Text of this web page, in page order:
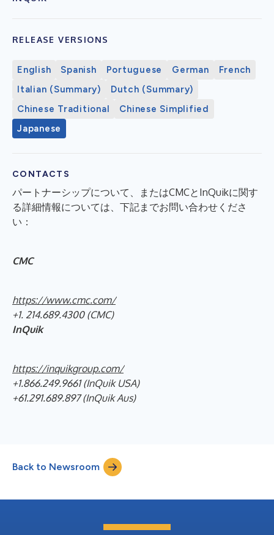
RELEASE VERSIONS
English Spanish Portuguese German
French
Italian (Summary)
Dutch (Summary)
Chinese Traditional
Chinese Simplified
Japanese
CONTACTS
パートナーシップについて、またはCMCとInQuikに関す
る詳細情報については、下記までお問い合わせくださ
い：
CMC
https://www.cmc.com/
+1. 214.689.4300 (CMC)
InQuik
https://inquikgroup.com/
+1.866.249.9661 (InQuik USA)
+61.291.689.897 (InQuik Aus)
Back to Newsroom